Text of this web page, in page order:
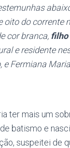
oito do corrente
cor branca, filho
e residente
e Fermiana
ter mais um
batismo e
suspeitei de